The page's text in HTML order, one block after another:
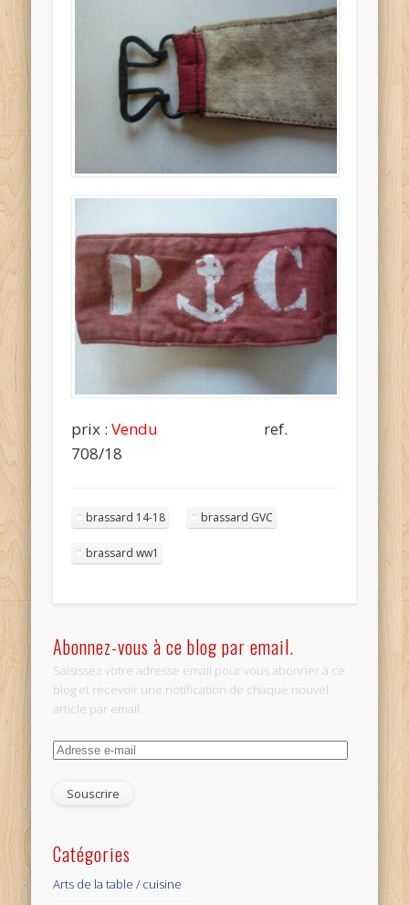
prix :Vendu
ref.
708/18
brassard 14-18 brassard GVC
brassard ww1
Abonnez-vous à ce blog par email.
Saisissez votre adresse email pour vous abonner à ce
blog et recevoir une notification de chaque nouvel
article par email.
Adresse
mail
Catégories
Arts de la table / cuisine